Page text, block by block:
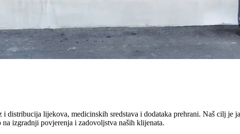
lijekova, medicinskih sredstava i dodataka prehrani. Naš cilj je
izgradnji povjerenja i zadovoljstva naših klijenata.